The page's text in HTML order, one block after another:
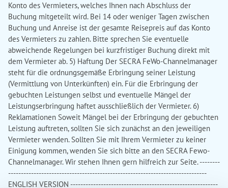
Konto des Vermieters, welches Ihnen nach Abschluss der
Buchung mitgeteilt wird. Bei 14 oder weniger Tagen zwischen
Buchung und Anreise ist der gesamte Reisepreis auf das Konto
des Vermieters zu zahlen. Bitte sprechen Sie eventuelle
abweichende Regelungen bei kurzfristiger Buchung direkt mit
dem Vermieter ab. 5) Haftung Der SECRA FeWo-Channelmanager
steht für die ordnungsgemäße Erbringung seiner Leistung
(Vermittlung von Unterkünften) ein. Für die Erbringung der
gebuchten Leistungen selbst und eventuelle Mängel der
Leistungserbringung haftet ausschließlich der Vermieter. 6)
Reklamationen Soweit Mängel bei der Erbringung der gebuchten
Leistung auftreten, sollten Sie sich zunächst an den jeweiligen
Vermieter wenden. Sollten Sie mit Ihrem Vermieter zu keiner
Einigung kommen, wenden Sie sich bitte an den SECRA Fewo-
Channelmanager. Wir stehen Ihnen gern hilfreich zur Seite. --------
------------------------------------------------------------------------------
ENGLISH VERSION ----------------------------------------------------------